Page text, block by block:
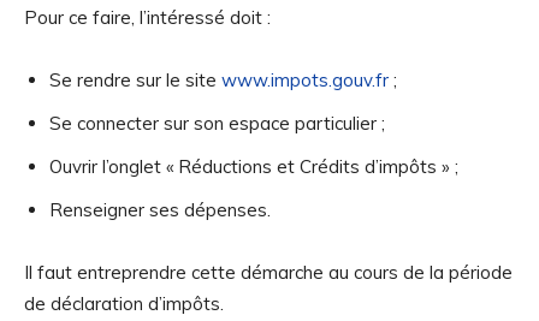
Pour ce faire, l’intéressé doit :
Se rendre sur le site www.impots.gouv.fr ;
Se connecter sur son espace particulier ;
Ouvrir l’onglet « Réductions et Crédits d’impôts » ;
Renseigner ses dépenses.
Il faut entreprendre cette démarche au cours de la période
de déclaration d’impôts.